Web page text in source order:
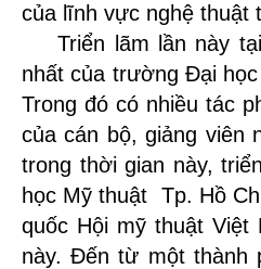
của lĩnh vực nghệ thuật
Triển lãm lần này tại
nhất của trường Đại
Trong đó có nhiều tác
của cán bộ, giảng viên
trong thời gian này,
học Mỹ thuật Tp. Hồ
quốc Hội mỹ thuật
này. Đến từ một thành